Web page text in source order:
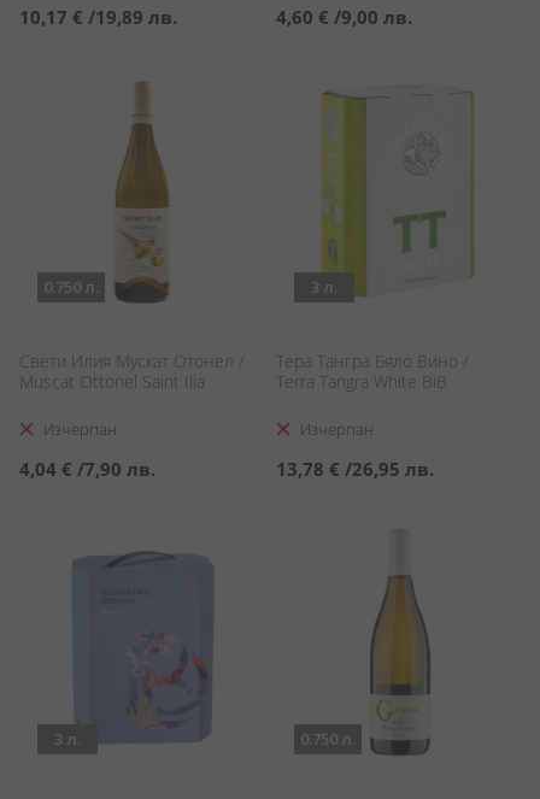
10,17 € /19,89 лв. 4,60 € /9,00 лв.
0.750 л.
Свети Илия Мускат Отонел /
Muscat Ottonel Saint Ilia
Изчерпан
4,04 € /7,90 лв.
3 л.
Тера Тангра Бяло Вино /
Terra Tangra White BiB
Изчерпан
13,78 € /26,95 лв.
3 л. 0.750 л.